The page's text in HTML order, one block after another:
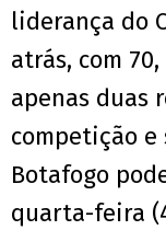
liderança do
atrás, com
apenas duas
competição
Botafogo
quarta-feira